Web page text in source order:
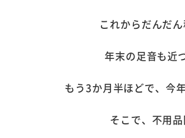
これからだんだん
年末の足音も近
もう3か月半ほどで、今
そこで、不用品